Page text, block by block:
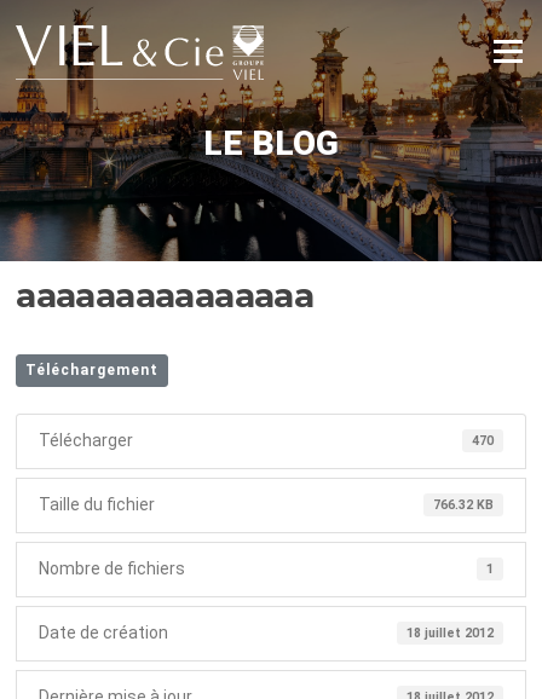
contenu
Menu
LE BLOG
aaaaaaaaaaaaaaa
Téléchargement
Télécharger 470
Taille du fichier 766.32 KB
Nombre de fichiers 1
Date de création 18 juillet 2012